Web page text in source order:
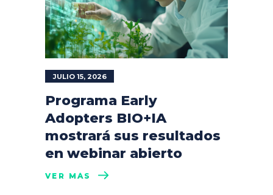
JULIO 15, 2026
Programa Early
Adopters BIO+IA
mostrará sus resultados
en webinar abierto
VER MÁS